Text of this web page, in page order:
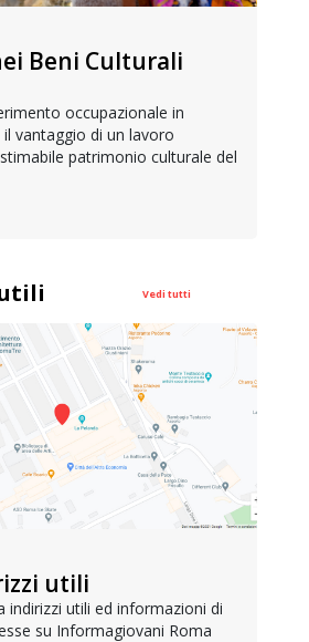
Beni Culturali
occupazionale in
vantaggio di un lavoro
patrimonio culturale del
Vedi tutti
utili
indirizzi utili ed informazioni di
su Informagiovani Roma